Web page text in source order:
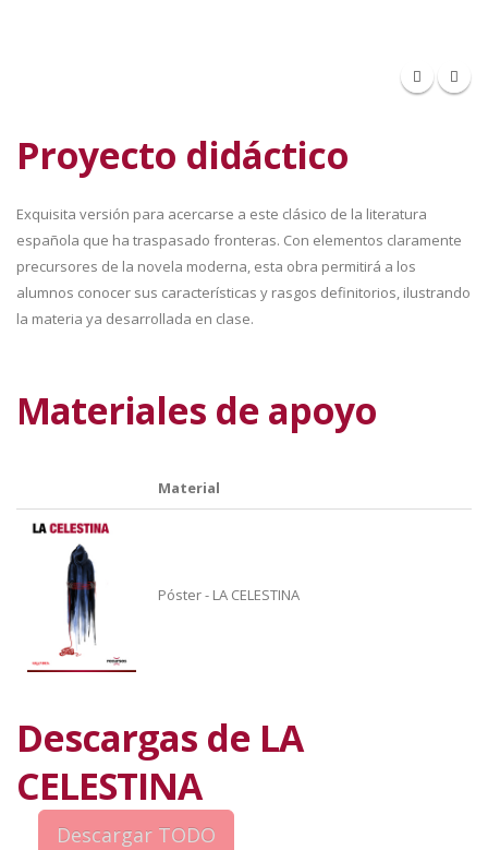
Proyecto didáctico
Exquisita versión para acercarse a este clásico de la literatura
española que ha traspasado fronteras. Con elementos claramente
precursores de la novela moderna, esta obra permitirá a los
alumnos conocer sus características y rasgos definitorios, ilustrando
la materia ya desarrollada en clase.
Materiales de apoyo
Material
Póster - LA CELESTINA
Descargas de LA
CELESTINA